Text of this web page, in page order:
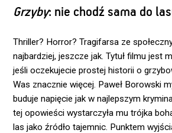
Grzyby: nie chodź sama do
Thriller? Horror? Tragifarsa ze
najbardziej, jeszcze jak. Tytuł filmu jest
jeśli oczekujecie prostej historii o
Was znacznie więcej. Paweł Borowski
buduje napięcie jak w najlepszym
tej opowieści wystarczyła mu trójka
las jako źródło tajemnic. Punktem